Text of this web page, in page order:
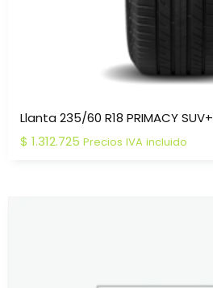
Llanta 235/60 R18 PRIMACY SUV+
$ 1.312.725 Precios IVA incluido